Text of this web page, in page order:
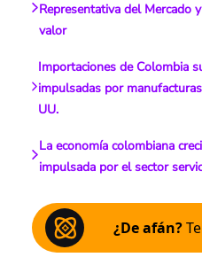
Representativa del Mercado
valor
Importaciones de Colombia
impulsadas por
UU.
La economía colombiana
impulsada por el sector
¿De afán?